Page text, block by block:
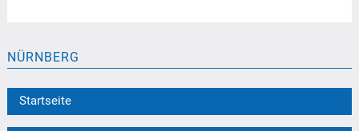
NÜRNBERG
Startseite